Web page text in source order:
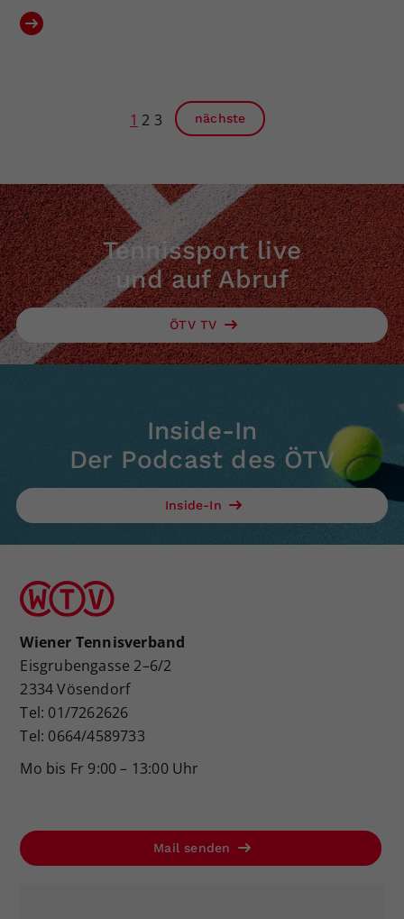
1 2 3 nächste
Tennissport live
und auf Abruf
ÖTV TV
Inside-In
Der Podcast des ÖTV
Inside-In
Wiener Tennisverband
Eisgrubengasse 2–6/2
2334 Vösendorf
Tel: 01/7262626
Tel: 0664/4589733
Mo bis Fr 9:00 – 13:00 Uhr
Mail senden